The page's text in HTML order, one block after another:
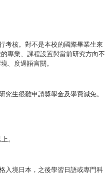
考核。對不是本校的國際畢業生來
專業、課程設置與當前研究方向不
、度過語言關。
生很難申請獎學金及學費減免。
。
入境日本，之後學習日語或專門科